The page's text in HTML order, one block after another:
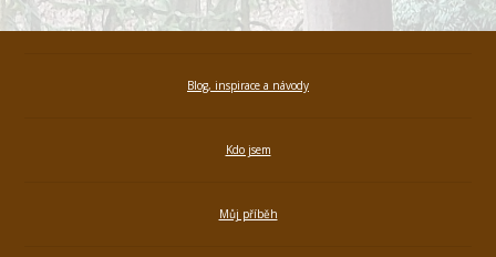
Blog, inspirace a návody
Kdo jsem
Můj příběh